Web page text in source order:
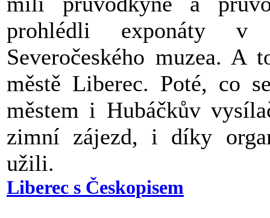
prohlédli exponáty v
Severočeského muzea. A
městě Liberec. Poté, co
městem i Hubáčkův
zimní zájezd, i díky
užili.
Liberec s Českopisem